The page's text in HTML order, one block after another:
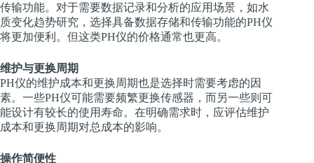
传输功能。对于需要数据记录和分析的应用场景，如水
质变化趋势研究，选择具备数据存储和传输功能的PH仪
将更加便利。但这类PH仪的价格通常也更高。
维护与更换周期
PH仪的维护成本和更换周期也是选择时需要考虑的因
素。一些PH仪可能需要频繁更换传感器，而另一些则可
能设计有较长的使用寿命。在明确需求时，应评估维护
成本和更换周期对总成本的影响。
操作简便性